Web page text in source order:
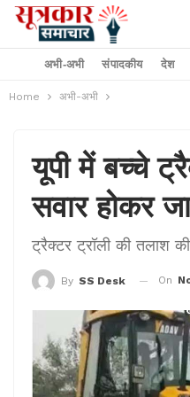
अभी-अभी संपादकीय देश
Home अभी-अभी
यूपी में बच्चे
सवार होकर
ट्रैक्टर ट्रॉली की तलाश
By SS Desk On